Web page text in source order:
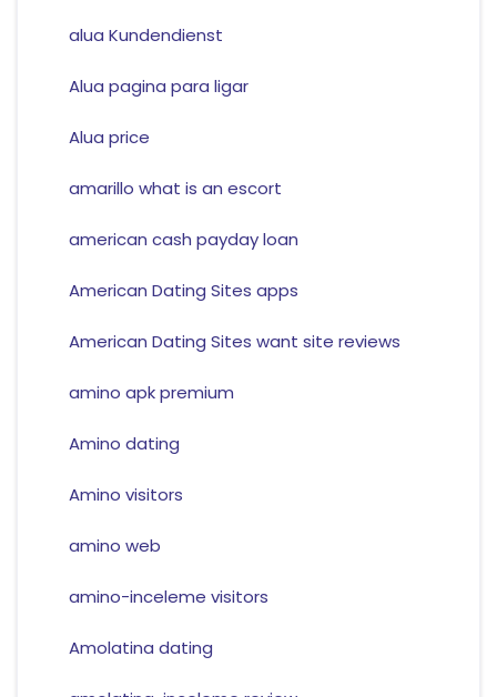
alua Kundendienst
Alua pagina para ligar
Alua price
amarillo what is an escort
american cash payday loan
American Dating Sites apps
American Dating Sites want site reviews
amino apk premium
Amino dating
Amino visitors
amino web
amino-inceleme visitors
Amolatina dating